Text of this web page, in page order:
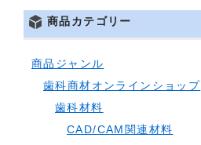
商品カテゴリー
商品ジャンル
歯科商材オンラインショップ
歯科材料
CAD/CAM関連材料